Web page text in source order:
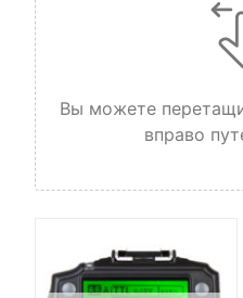
Вы можете
вправо